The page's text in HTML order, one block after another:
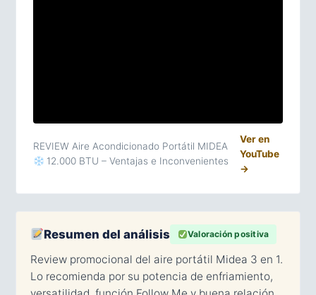
REVIEW Aire Acondicionado Portátil MIDEA
12.000 BTU – Ventajas e Inconvenientes
Ver en
YouTube
→
Resumen del análisis Valoración positiva
Review promocional del aire portátil Midea 3 en 1.
Lo recomienda por su potencia de enfriamiento,